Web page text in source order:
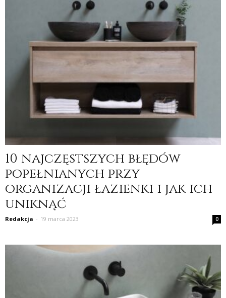
10 najczęstszych błędów
popełnianych przy
organizacji łazienki i jak ich
uniknąć
Redakcja - 19 marca 2023 0